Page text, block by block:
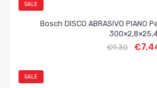
SALE
Bosch DISCO ABRASIVO PIANO
€9.30 €
SALE